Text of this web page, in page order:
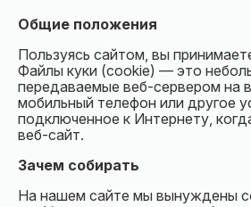
Общие положения
Пользуясь сайтом, вы
Файлы куки (cookie) — это
передаваемые веб-сервером на
мобильный телефон или другое
подключенное к Интернету,
веб-сайт.
Зачем собирать
На нашем сайте мы вынуждены